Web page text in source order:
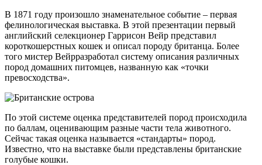
В 1871 году произошло знаменательное событие – первая
фелинологическая выставка. В этой презентации первый
английский селекционер Гаррисон Вейр представил
короткошерстных кошек и описал породу британца. Более
того мистер Вейрразработал систему описания различных
пород домашних питомцев, названную как «точки
превосходства».
По этой системе оценка представителей пород происходила
по баллам, оценивающим разные части тела животного.
Сейчас такая оценка называется «стандарты» пород.
Известно, что на выставке были представлены британские
голубые кошки.